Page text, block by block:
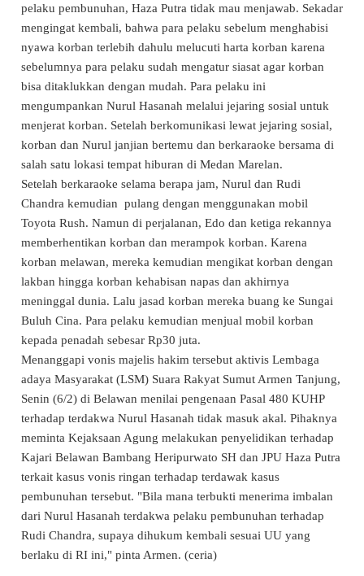
pelaku pembunuhan, Haza Putra tidak mau menjawab. Sekadar
mengingat kembali, bahwa para pelaku sebelum menghabisi
nyawa korban terlebih dahulu melucuti harta korban karena
sebelumnya para pelaku sudah mengatur siasat agar korban
bisa ditaklukkan dengan mudah. Para pelaku ini
mengumpankan Nurul Hasanah melalui jejaring sosial untuk
menjerat korban. Setelah berkomunikasi lewat jejaring sosial,
korban dan Nurul janjian bertemu dan berkaraoke bersama di
salah satu lokasi tempat hiburan di Medan Marelan.
Setelah berkaraoke selama berapa jam, Nurul dan Rudi
Chandra kemudian pulang dengan menggunakan mobil
Toyota Rush. Namun di perjalanan, Edo dan ketiga rekannya
memberhentikan korban dan merampok korban. Karena
korban melawan, mereka kemudian mengikat korban dengan
lakban hingga korban kehabisan napas dan akhirnya
meninggal dunia. Lalu jasad korban mereka buang ke Sungai
Buluh Cina. Para pelaku kemudian menjual mobil korban
kepada penadah sebesar Rp30 juta.
Menanggapi vonis majelis hakim tersebut aktivis Lembaga
adaya Masyarakat (LSM) Suara Rakyat Sumut Armen Tanjung,
Senin (6/2) di Belawan menilai pengenaan Pasal 480 KUHP
terhadap terdakwa Nurul Hasanah tidak masuk akal. Pihaknya
meminta Kejaksaan Agung melakukan penyelidikan terhadap
Kajari Belawan Bambang Heripurwato SH dan JPU Haza Putra
terkait kasus vonis ringan terhadap terdawak kasus
pembunuhan tersebut. "Bila mana terbukti menerima imbalan
dari Nurul Hasanah terdakwa pelaku pembunuhan terhadap
Rudi Chandra, supaya dihukum kembali sesuai UU yang
berlaku di RI ini," pinta Armen. (ceria)